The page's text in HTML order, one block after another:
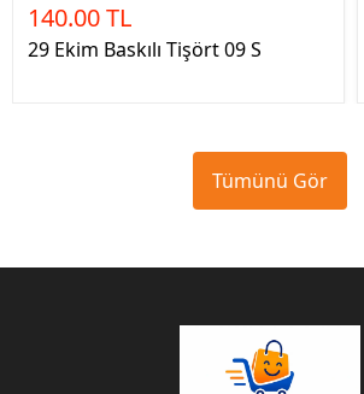
140.00 TL
29 Ekim Baskılı Tişört 09 S
Tümünü Gör